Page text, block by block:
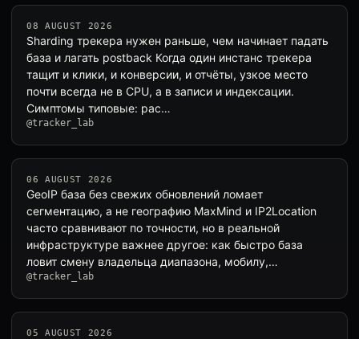
08 AUGUST 2026
Sharding трекера нужен раньше, чем начинает падать
база и лагать postback Когда один инстанс трекера
тащит и клики, и конверсии, и отчёты, узкое место
почти всегда не в CPU, а в записи и индексации.
Симптомы типовые: рас…
@tracker_lab
06 AUGUST 2026
GeoIP база без свежих обновлений ломает
сегментацию, а не географию MaxMind и IP2Location
часто сравнивают по точности, но в реальной
инфраструктуре важнее другое: как быстро база
ловит смену владельца диапазона, мобилу,…
@tracker_lab
05 AUGUST 2026